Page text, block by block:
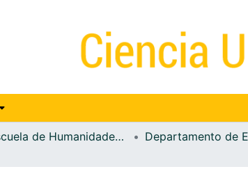
Escuela de Humanidades y Estudios Sociales